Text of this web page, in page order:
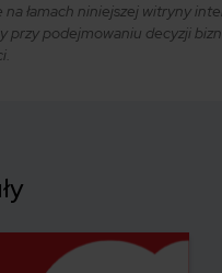
łamach niniejszej witryny
przy podejmowaniu decyzji